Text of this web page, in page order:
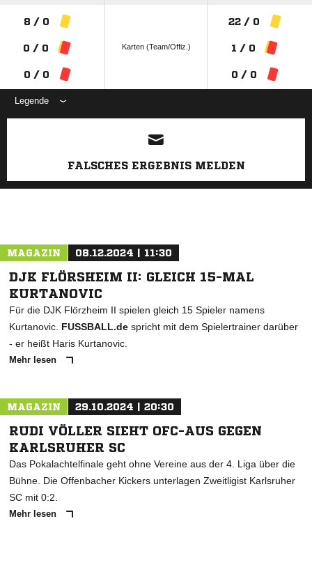
8 / 0
0 / 0
0 / 0
Karten (Team/Offiz.)
22 / 0
1 / 0
0 / 0
Legende
ANZEIGE
FALSCHES ERGEBNIS MELDEN
MAGAZIN 08.12.2024 | 11:30
DJK FLÖRSHEIM II: GLEICH 15-MAL
KURTANOVIC
Für die DJK Flörzheim II spielen gleich 15 Spieler namens
Kurtanovic. FUSSBALL.de spricht mit dem Spielertrainer darüber
- er heißt Haris Kurtanovic.
Mehr lesen
MAGAZIN 29.10.2024 | 20:30
RUDI VÖLLER SIEHT OFC-AUS GEGEN
KARLSRUHER SC
Das Pokalachtelfinale geht ohne Vereine aus der 4. Liga über die
Bühne. Die Offenbacher Kickers unterlagen Zweitligist Karlsruher
SC mit 0:2.
Mehr lesen